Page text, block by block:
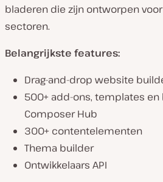
bladeren die zijn ontworpen
sectoren.
Belangrijkste features:
Drag-and-drop website
500+ add-ons, templates
Composer Hub
300+ contentelementen
Thema builder
Ontwikkelaars API